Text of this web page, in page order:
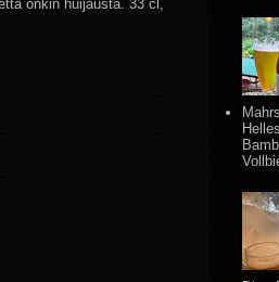
onkin huijausta. 33 cl,
Helles